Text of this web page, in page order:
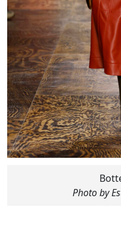
Photo by